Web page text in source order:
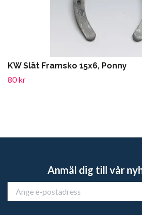
KW Slät Framsko 15x6, Ponny
80 kr
Anmäl dig till vår